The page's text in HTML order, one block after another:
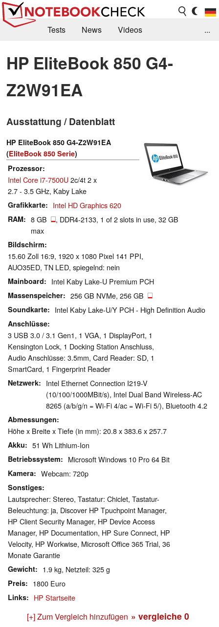
Tests News
Videos
Kaufberatung
Deals Suche
Jobs
Forum
...
HP EliteBook 850 G4-
Z2W91EA
Ausstattung / Datenblatt
HP EliteBook 850 G4-Z2W91EA
(EliteBook 850 Serie)
Prozessor
Intel Core i7-7500U2c/4t 2 x
2.7 - 3.5 GHz, Kaby Lake
Grafikkarte Intel HD Graphics 620
RAM 8 GB
, DDR4-2133, 1 of 2 slots in use, 32 GB
max
Bildschirm
15.60 Zoll 16:9, 1920 x 1080 Pixel 141 PPI,
AUO35ED, TN LED, spiegelnd: nein
Mainboard Intel Kaby Lake-U Premium PCH
Massenspeicher 256 GB NVMe, 256 GB
Soundkarte Intel Kaby Lake-U/Y PCH - High Definition Audio
Anschlüsse
3 USB 3.0 / 3.1 Gen1, 1 VGA, 1 DisplayPort, 1
Kensington Lock, 1 Docking Station Anschluss,
Audio Anschlüsse: 3.5mm, Card Reader: SD, 1
SmartCard, 1 Fingerprint Reader
Netzwerk
Intel Ethernet Connection I219-V
(10/100/1000MBit/s), Intel Dual Band Wireless-AC
8265 (a/b/g/n = Wi-Fi 4/ac = Wi-Fi 5/), Bluetooth 4.2
Abmessungen
Höhe x Breite x Tiefe (in mm): 20.8 x 383.6 x 257.7
Akku 51 Wh Lithium-Ion
Betriebssystem Microsoft Windows 10 Pro 64 Bit
Kamera Webcam: 720p
Sonstiges
Lautsprecher: Stereo, Tastatur: Chiclet, Tastatur-
Beleuchtung: ja, Discover HP Tpuchpoint Manager,
HP Client Security Manager, HP Device Access
Manager, HP Documentation, HP Sure Connect, HP
Velocity, HP Workwise, Microsoft Office 365 Trial, 36
Monate Garantie
Gewicht 1.9 kg, Netzteil: 325 g
Preis 1800 Euro
Links HP Startseite
[+] Zum Vergleich hinzufügen » vergleiche 0